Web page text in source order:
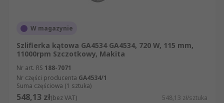
W magazynie
Szlifierka kątowa GA4534 GA4534, 720 W, 115 mm,
11000rpm Szczotkowy, Makita
Nr art. RS 188-7071
Nr części producenta GA4534/1
Suma częściowa (1 sztuka)
548,13 zł(bez VAT) 548,13 zł/sztuka